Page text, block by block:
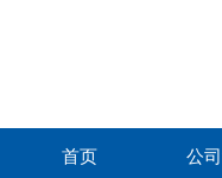
首页 公